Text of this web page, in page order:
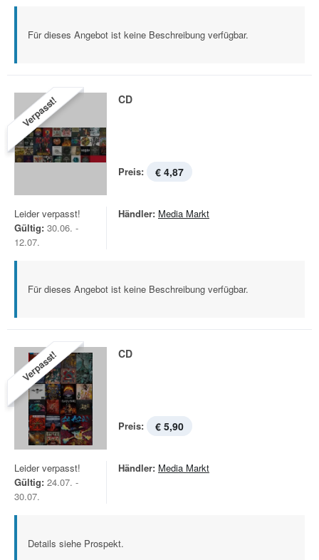
Für dieses Angebot ist keine Beschreibung verfügbar.
Verpasst! CD
Preis: € 4,87
Leider verpasst!
Gültig: 30.06. -
12.07.
Händler: Media Markt
Für dieses Angebot ist keine Beschreibung verfügbar.
Verpasst! CD
Preis: € 5,90
Leider verpasst!
Gültig: 24.07. -
30.07.
Händler: Media Markt
Details siehe Prospekt.